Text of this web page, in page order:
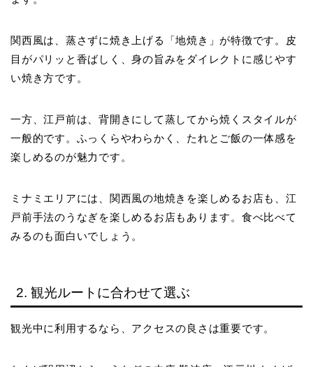
関西風は、蒸さずに焼き上げる「地焼き」が特徴です。皮
目がパリッと香ばしく、身の旨みをダイレクトに感じやす
い焼き方です。
一方、江戸前は、背開きにして蒸してから焼くスタイルが
一般的です。ふっくらやわらかく、たれとご飯の一体感を
楽しめるのが魅力です。
ミナミエリアには、関西風の地焼きを楽しめるお店も、江
戸前手法のうなぎを楽しめるお店もあります。食べ比べて
みるのも面白いでしょう。
2. 観光ルートに合わせて選ぶ
観光中に利用するなら、アクセスの良さは重要です。